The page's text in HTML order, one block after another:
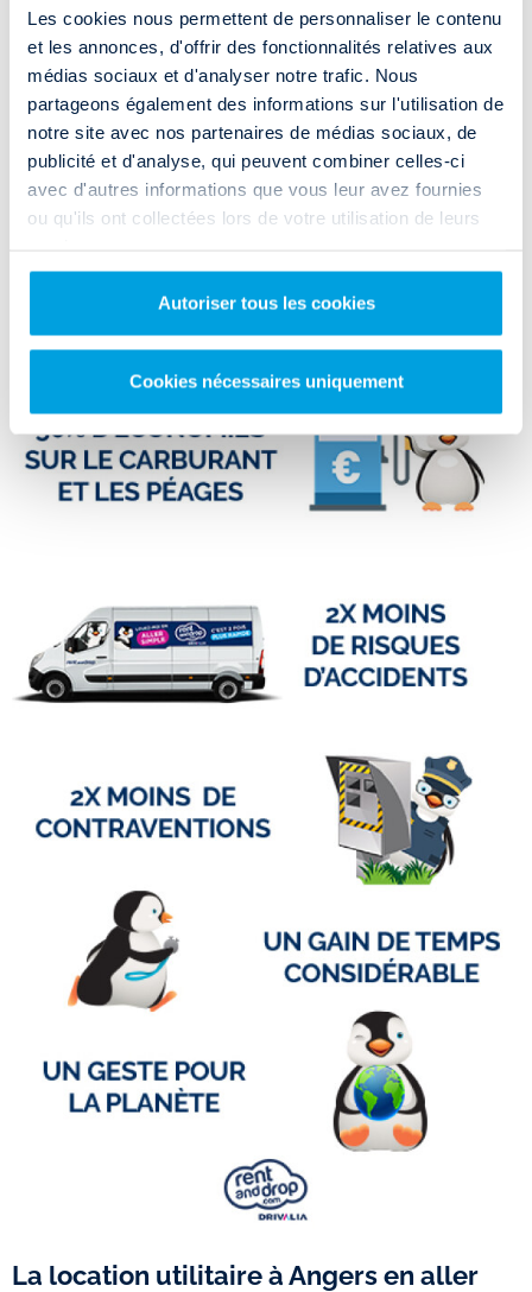
Les cookies nous permettent de personnaliser le contenu
et les annonces, d'offrir des fonctionnalités relatives aux
médias sociaux et d'analyser notre trafic. Nous
partageons également des informations sur l'utilisation de
notre site avec nos partenaires de médias sociaux, de
publicité et d'analyse, qui peuvent combiner celles-ci
avec d'autres informations que vous leur avez fournies
ou qu'ils ont collectées lors de votre utilisation de leurs
Autoriser tous les cookies
Cookies nécessaires uniquement
Besoin de louer un utilitaire au départ d'Angers ? Rendez-vous dans le
point Rent and Drop d'Angers qui se situe au26 rue du Nid de Pie
n'êtes pas véhiculé, vous pouvez y accéder via les transports en
commun en empruntant la ligne de bus 6 (arrêt CNFPT).
ACCÈS & HORAIRES
La location utilitaire à Angers en aller